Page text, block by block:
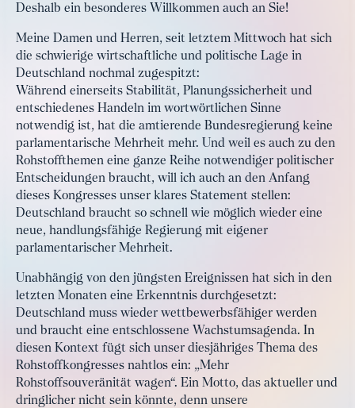
Deshalb ein besonderes Willkommen auch an Sie!
Meine Damen und Herren, seit letztem Mittwoch hat sich
die schwierige wirtschaftliche und politische Lage in
Deutschland nochmal zugespitzt:
Während einerseits Stabilität, Planungssicherheit und
entschiedenes Handeln im wortwörtlichen Sinne
notwendig ist, hat die amtierende Bundesregierung keine
parlamentarische Mehrheit mehr. Und weil es auch zu den
Rohstoffthemen eine ganze Reihe notwendiger politischer
Entscheidungen braucht, will ich auch an den Anfang
dieses Kongresses unser klares Statement stellen:
Deutschland braucht so schnell wie möglich wieder eine
neue, handlungsfähige Regierung mit eigener
parlamentarischer Mehrheit.
Unabhängig von den jüngsten Ereignissen hat sich in den
letzten Monaten eine Erkenntnis durchgesetzt:
Deutschland muss wieder wettbewerbsfähiger werden
und braucht eine entschlossene Wachstumsagenda. In
diesen Kontext fügt sich unser diesjähriges Thema des
Rohstoffkongresses nahtlos ein: „Mehr
Rohstoffsouveränität wagen“. Ein Motto, das aktueller und
dringlicher nicht sein könnte, denn unsere